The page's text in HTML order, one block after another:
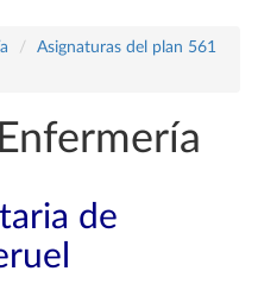
Asignaturas del plan 561
de